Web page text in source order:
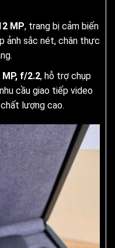
MP, trang bị cảm biến
ảnh sắc nét, chân thực
MP, f/2.2, hỗ trợ chụp
cầu giao tiếp video
lượng cao.